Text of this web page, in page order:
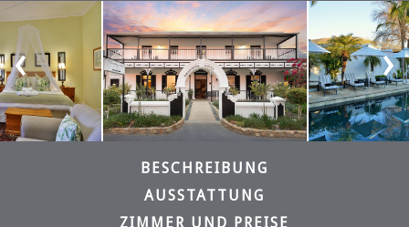
‹ ›
BESCHREIBUNG
AUSSTATTUNG
ZIMMER UND PREISE